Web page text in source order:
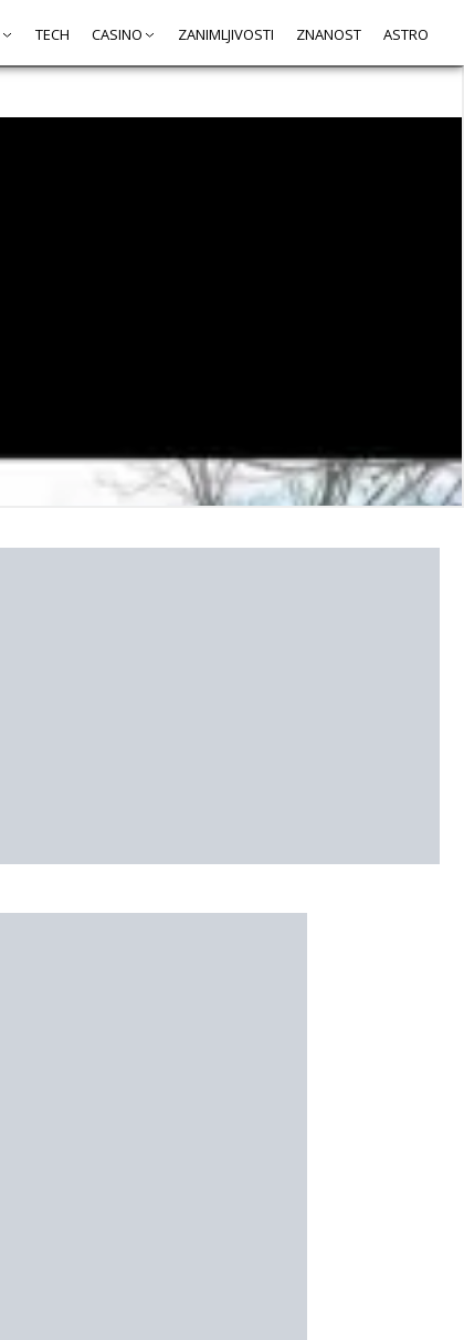
TECH CASINO ZANIMLJIVOSTI ZNANOST ASTRO